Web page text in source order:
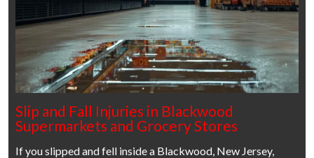
Slip and Fall Injuries in Blackwood
Supermarkets and Grocery Stores
If you slipped and fell inside a Blackwood, New Jersey,